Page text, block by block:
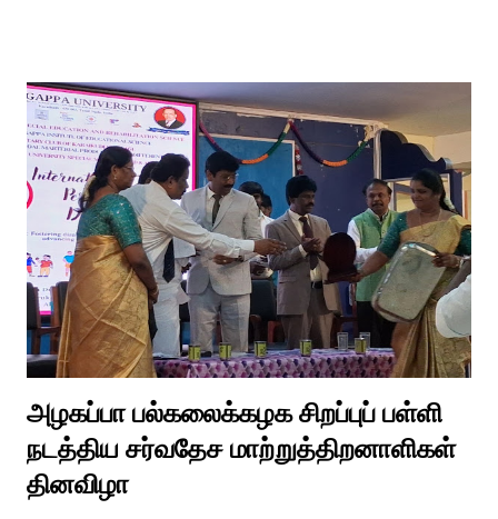
வைரலாகிகி யது. தமிழகத்தில் ஒவ்வொரு குடும்பத்திற்கும் திருமணப்
பழக்க வழக்கங்கள் ஜாதிய சமூக ரீதியாக வேறுபடும். அந்த வகையில்,
ஆராத்தி எடுக்கும் முறையும் சற்று வேறுபடுடன் தான் இருக்கும்.அப்படி
திருமணம் ஒன்றில் கொழுந்தியாள்கள் மூன்று பேர் இணைந்து
மாப்பிள்ளைக்கு ஆராத்தி எடுத்துள்ளனர். அப்போது மாப்பிள்ளையைக்
கேலியாக நகைச்சுவை உணர்வு பொங்க பாடிய வரிகளை வைத்து
அவர்கள் பாடிய பாடல் இணையதளத்தில் வைரலாகிறது.“மாடு மேய்த்த
மச்சான்” என...
அழகப்பா பல்கலைக்கழக சிறப்புப் பள்ளி
நடத்திய சர்வதேச மாற்றுத்திறனாளிகள்
தினவிழா